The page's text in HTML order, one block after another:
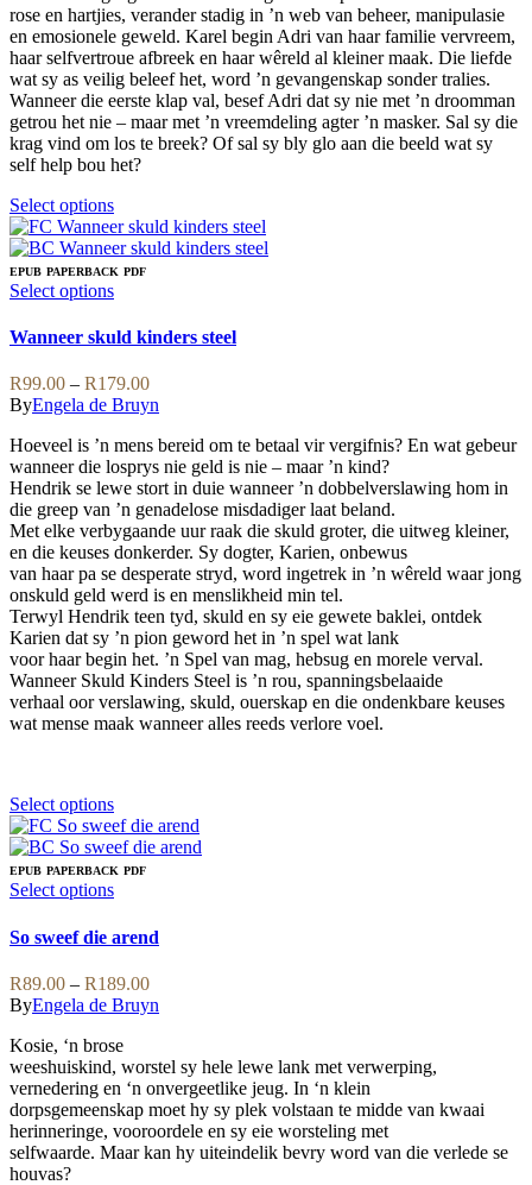
the
product
page
rose en hartjies, verander stadig in ’n web van beheer, manipulasie
en emosionele geweld. Karel begin Adri van haar familie vervreem,
haar selfvertroue afbreek en haar wêreld al kleiner maak. Die liefde
wat sy as veilig beleef het, word ’n gevangenskap sonder tralies.
Wanneer die eerste klap val, besef Adri dat sy nie met ’n droomman
getrou het nie – maar met ’n vreemdeling agter ’n masker. Sal sy die
krag vind om los te breek? Of sal sy bly glo aan die beeld wat sy
self help bou het?
Select optionsThis
product
has
multiple
variants.
options
be
chosen
on
the
product
page
EPUB PAPERBACK PDF
Select optionsThis
has
variants.
The
options
may
be
chosen
on
the
product
page
Wanneer skuld kinders steel
R99.00 – R179.00Price
range:
through
R179.00
ByEngela de Bruyn
Hoeveel is ’n mens bereid om te betaal vir vergifnis? En wat gebeur
wanneer die losprys nie geld is nie – maar ’n kind?
Hendrik se lewe stort in duie wanneer ’n dobbelverslawing hom in
die greep van ’n genadelose misdadiger laat beland.
Met elke verbygaande uur raak die skuld groter, die uitweg kleiner,
en die keuses donkerder. Sy dogter, Karien, onbewus
van haar pa se desperate stryd, word ingetrek in ’n wêreld waar jong
onskuld geld werd is en menslikheid min tel.
Terwyl Hendrik teen tyd, skuld en sy eie gewete baklei, ontdek
Karien dat sy ’n pion geword het in ’n spel wat lank
voor haar begin het. ’n Spel van mag, hebsug en morele verval.
Wanneer Skuld Kinders Steel is ’n rou, spanningsbelaaide
verhaal oor verslawing, skuld, ouerskap en die ondenkbare keuses
wat mense maak wanneer alles reeds verlore voel.
Select optionsThis
product
has
multiple
variants.
options
may
be
chosen
on
the
product
page
EPUB PAPERBACK PDF
Select optionsThis
has
multiple
variants.
The
options
may
be
chosen
on
the
product
So sweef die arend
R89.00 – R189.00Price
range:
R189.00
ByEngela de Bruyn
Kosie, ‘n brose
weeshuiskind, worstel sy hele lewe lank met verwerping,
vernedering en ‘n onvergeetlike jeug. In ‘n klein
dorpsgemeenskap moet hy sy plek volstaan te midde van kwaai
herinneringe, vooroordele en sy eie worsteling met
selfwaarde. Maar kan hy uiteindelik bevry word van die verlede se
houvas?